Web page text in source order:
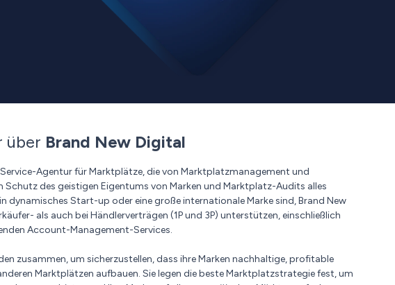
über Brand New Digital
Agentur für Marktplätze, die von Marktplatzmanagement und
Schutz des geistigen Eigentums von Marken und Marktplatz-Audits alles
dynamisches Start-up oder eine große internationale Marke sind, Brand New
als auch bei Händlerverträgen (1P und 3P) unterstützen, einschließlich
Account-Management-Services.
zusammen, um sicherzustellen, dass ihre Marken nachhaltige, profitable
Marktplätzen aufbauen. Sie legen die beste Marktplatzstrategie fest, um